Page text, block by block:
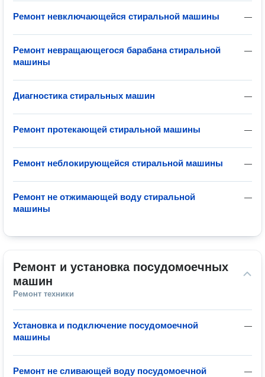
—
Ремонт невключающейся стиральной машины
—
Ремонт невращающегося барабана стиральной
машины
—
Диагностика стиральных машин
—
Ремонт протекающей стиральной машины
—
Ремонт неблокирующейся стиральной машины
—
Ремонт не отжимающей воду стиральной
машины
Ремонт и установка посудомоечных
машин
Ремонт техники
—
Установка и подключение посудомоечной
машины
—
Ремонт не сливающей воду посудомоечной